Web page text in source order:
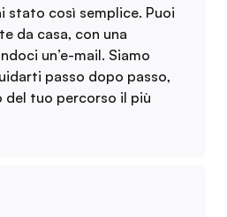
stato così semplice. Puoi
da casa, con una
un’e-mail. Siamo
passo dopo passo,
del tuo percorso il più